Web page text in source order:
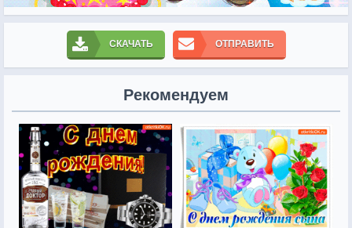
СКАЧАТЬ ОТПРАВИТЬ
Рекомендуем